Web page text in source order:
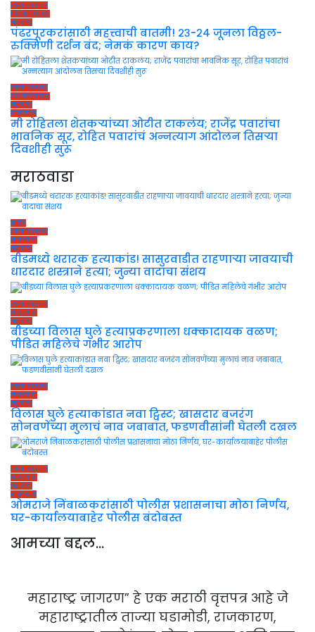
ताज्या बातम्या
पश्चिम महाराष्ट्र
महाराष्ट्र
पंढरपूरकरांसाठी महत्त्वाची बातमी! २३-२४ जूनला विठ्ठल-
रुक्मिणी दर्शन बंद; नेमकं कारण काय?
ताज्या बातम्या
पश्चिम महाराष्ट्र
महाराष्ट्र
राजकारण
मी रोहितला शेतकऱ्यांच्या ओटीत टाकलंय; राजेंद्र पवारांचा
भावनिक सूर, रोहित पवारांचं अन्नत्याग आंदोलन तिसऱ्या
दिवशीही सुरू
मराठवाडा
क्राईम
ताज्या बातम्या
मराठवाडा
महाराष्ट्र
बीडमध्ये थरारक हत्याकांड! सासुरवाडीत राहणाऱ्या जावयाची
धारदार शस्त्राने हत्या; जुन्या वादाचा संशय
ताज्या बातम्या
मराठवाडा
महाराष्ट्र
बीडच्या विलास घुले हत्याप्रकरणाला धक्कादायक वळण;
पीडित महिलेचे गंभीर आरोप
ताज्या बातम्या
मराठवाडा
महाराष्ट्र
विलास घुले हत्याकांडात नवा ट्विस्ट; खासदार बजरंग
सोनवणेंच्या मुलाचं नाव जबाबात, फडणवीसांनी घेतली दखल
ताज्या बातम्या
मराठवाडा
महाराष्ट्र
राजकारण
ओमराजे निंबाळकरांसाठी पोलीस प्रशासनाचा मोठा निर्णय,
घर-कार्यालयाबाहेर पोलीस बंदोबस्त
आमच्या बद्दल…
महाराष्ट्र जागरण” हे एक मराठी वृत्तपत्र आहे जे
महाराष्ट्रातील ताज्या घडामोडी, राजकारण,